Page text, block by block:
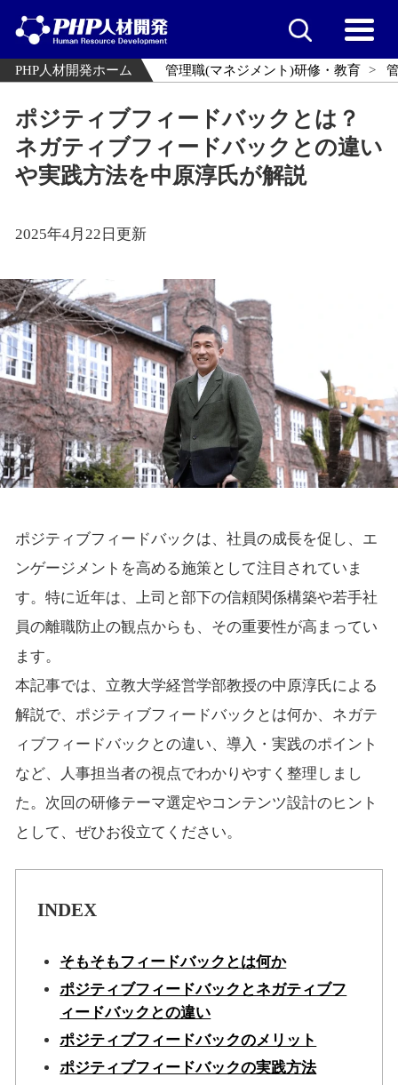
PHP人材開発ホーム 管理職(マネジメント)研修・教育
ポジティブフィードバックとは？
ネガティブフィードバックとの違い
や実践方法を中原淳氏が解説
2025年4月22日更新
ポジティブフィードバックは、社員の成長を促し、エ
ンゲージメントを高める施策として注目されていま
す。特に近年は、上司と部下の信頼関係構築や若手社
員の離職防止の観点からも、その重要性が高まってい
ます。
本記事では、立教大学経営学部教授の中原淳氏による
解説で、ポジティブフィードバックとは何か、ネガテ
ィブフィードバックとの違い、導入・実践のポイント
など、人事担当者の視点でわかりやすく整理しまし
た。次回の研修テーマ選定やコンテンツ設計のヒント
として、ぜひお役立てください。
INDEX
そもそもフィードバックとは何か
ポジティブフィードバックとネガティブフ
ィードバックとの違い
ポジティブフィードバックのメリット
ポジティブフィードバックの実践方法